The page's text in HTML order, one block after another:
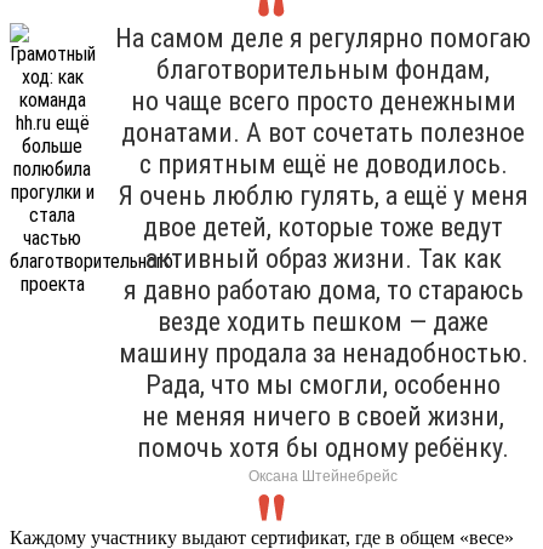
На самом деле я регулярно помогаю
благотворительным фондам,
но чаще всего просто денежными
донатами. А вот сочетать полезное
с приятным ещё не доводилось.
Я очень люблю гулять, а ещё у меня
двое детей, которые тоже ведут
активный образ жизни. Так как
я давно работаю дома, то стараюсь
везде ходить пешком — даже
машину продала за ненадобностью.
Рада, что мы смогли, особенно
не меняя ничего в своей жизни,
помочь хотя бы одному ребёнку.
Оксана Штейнебрейс
Каждому участнику выдают сертификат, где в общем «весе»